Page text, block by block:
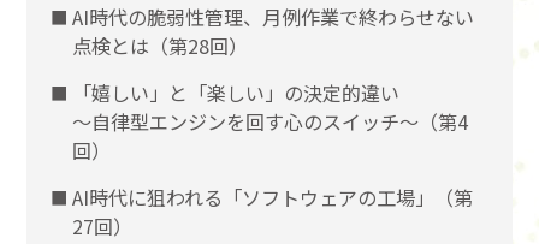
AI時代の脆弱性管理、月例作業で終わらせない
点検とは（第28回）
「嬉しい」と「楽しい」の決定的違い
〜自律型エンジンを回す心のスイッチ〜（第4
回）
AI時代に狙われる「ソフトウェアの工場」（第
27回）